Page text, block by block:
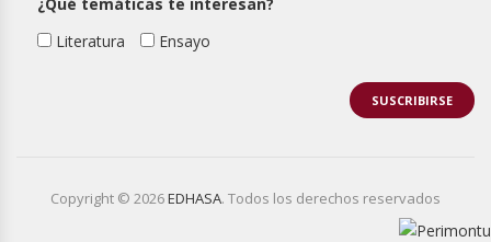
Literatura
Ensayo
Copyright © 2026EDHASA. Todos los derechos reservados